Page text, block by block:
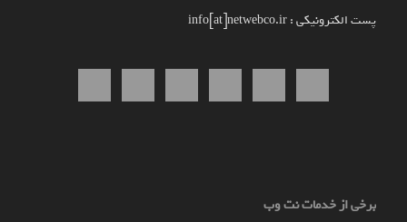
پست الکترونیکی : info[at]netwebco.ir
برخی از خدمات نت وب